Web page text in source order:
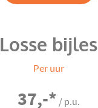
Losse bijles
Per uur
37,-* / p.u.